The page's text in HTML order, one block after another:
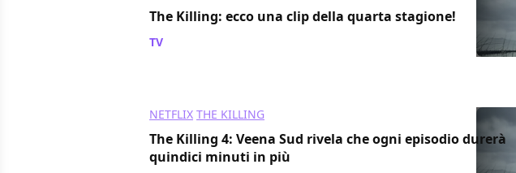
The Killing: ecco una clip della quarta stagione!
TV
NETFLIX THE KILLING
The Killing 4: Veena Sud rivela che ogni episodio durerà
quindici minuti in più